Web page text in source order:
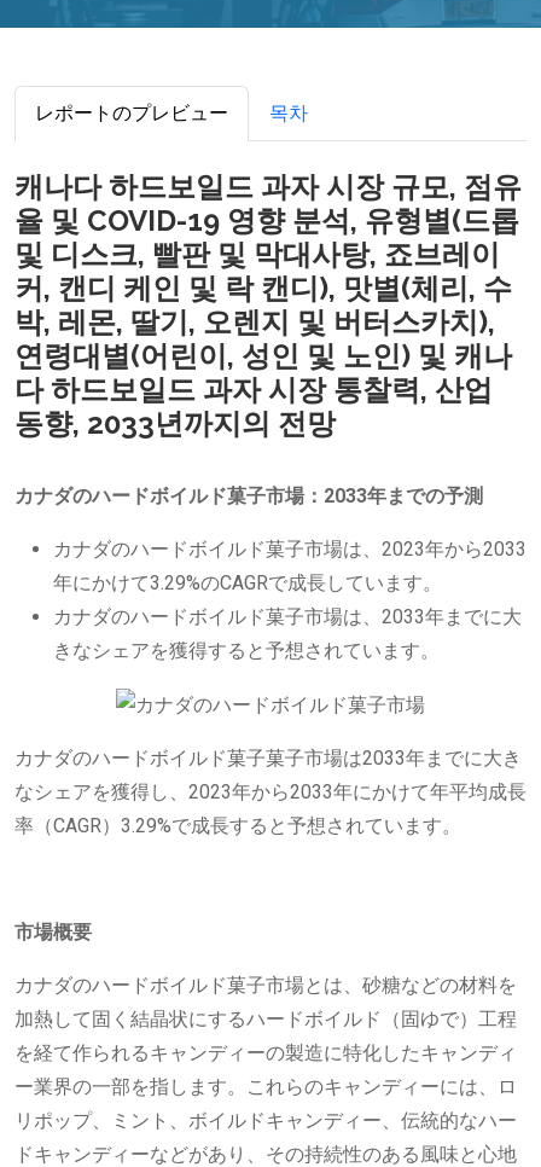
レポートのプレビュー 목차
캐나다 하드보일드 과자 시장 규모, 점유
율 및 COVID-19 영향 분석, 유형별(드롭
및 디스크, 빨판 및 막대사탕, 죠브레이
커, 캔디 케인 및 락 캔디), 맛별(체리, 수
박, 레몬, 딸기, 오렌지 및 버터스카치),
연령대별(어린이, 성인 및 노인) 및 캐나
다 하드보일드 과자 시장 통찰력, 산업
동향, 2033년까지의 전망
カナダのハードボイルド菓子市場：2033年までの予測
カナダのハードボイルド菓子市場は、2023年から2033
年にかけて3.29%のCAGRで成長しています。
カナダのハードボイルド菓子市場は、2033年までに大
きなシェアを獲得すると予想されています。
カナダのハードボイルド菓子菓子市場は2033年までに大き
なシェアを獲得し、2023年から2033年にかけて年平均成長
率（CAGR）3.29%で成長すると予想されています。
市場概要
カナダのハードボイルド菓子市場とは、砂糖などの材料を
加熱して固く結晶状にするハードボイルド（固ゆで）工程
を経て作られるキャンディーの製造に特化したキャンディ
ー業界の一部を指します。これらのキャンディーには、ロ
リポップ、ミント、ボイルドキャンディー、伝統的なハー
ドキャンディーなどがあり、その持続性のある風味と心地